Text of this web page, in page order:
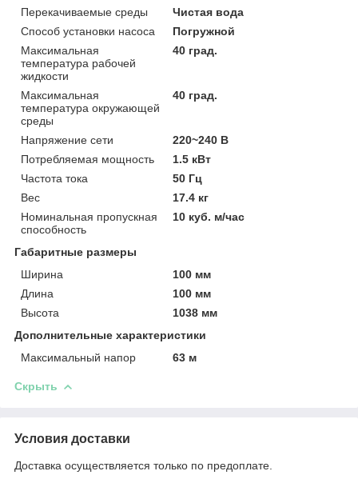
Перекачиваемые среды
Чистая вода
Способ установки насоса
Погружной
Максимальная
температура рабочей
жидкости
40 град.
Максимальная
температура окружающей
среды
40 град.
Напряжение сети
220~240 В
Потребляемая мощность
1.5 кВт
Частота тока
50 Гц
Вес
17.4 кг
Номинальная пропускная
способность
10 куб. м/час
Габаритные размеры
Ширина
100 мм
Длина
100 мм
Высота
1038 мм
Дополнительные характеристики
Максимальный напор
63 м
Скрыть
Условия доставки
Доставка осуществляется только по предоплате.